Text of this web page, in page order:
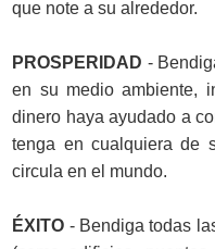
que note a su alrededor.
PROSPERIDAD -
en su medio ambiente,
dinero haya ayudado a
tenga en cualquiera de
circula en el mundo.
ÉXITO - Bendiga todas